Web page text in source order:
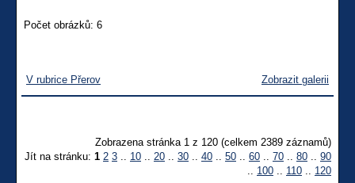
Počet obrázků: 6
V rubrice Přerov Zobrazit galerii
Zobrazena stránka 1 z 120 (celkem 2389 záznamů)
Jít na stránku: 1 2 3 .. 10 .. 20 .. 30 .. 40 .. 50 .. 60 .. 70 .. 80 .. 90
.. 100 .. 110 .. 120